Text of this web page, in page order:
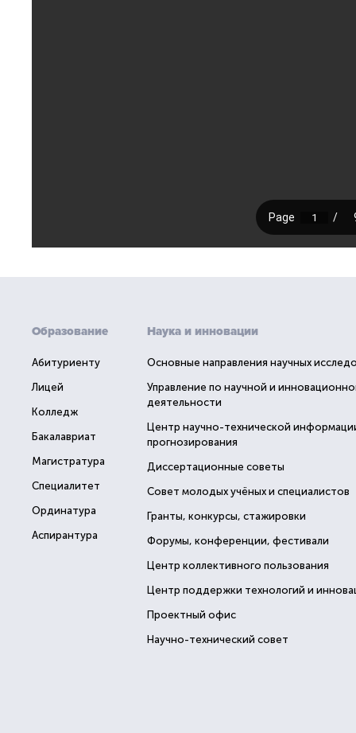
Образование
Абитуриенту
Лицей
Колледж
Бакалавриат
Магистратура
Специалитет
Ординатура
Аспирантура
Наука и инновации
Основные направления научных
Управление по научной и
деятельности
Центр научно-технической
прогнозирования
Диссертационные советы
Совет молодых учёных и специалистов
Гранты, конкурсы, стажировки
Форумы, конференции, фестивали
Центр коллективного пользования
Центр поддержки технологий и
Проектный офис
Научно-технический совет